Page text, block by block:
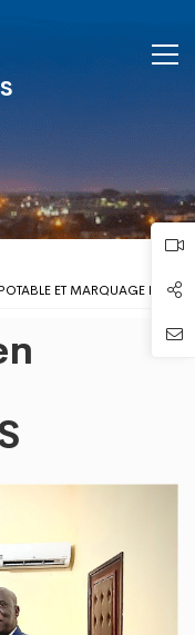
ET MARQUAGE
DE LA CHAMBRE DE
GRAND LOMÉ
: L’ENTRÉE EN SCÈNE
LOMÉ A TENU SA 2ÈME
VERS UNE SYNERGIE